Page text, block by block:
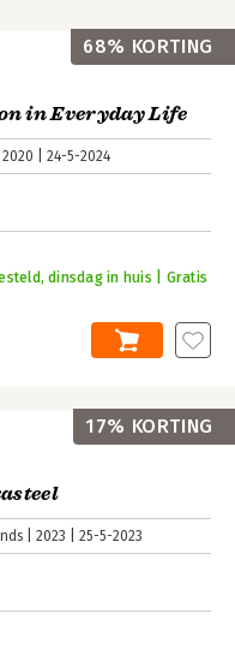
in Everyday Life
2020 24-5-2024
dinsdag in huis | Gratis
68% KORTING
2023 25-5-2023
17% KORTING